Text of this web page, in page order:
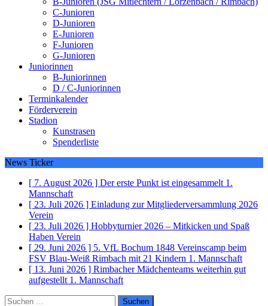
C-Junioren
D-Junioren
E-Junioren
F-Junioren
G-Junioren
Juniorinnen
B-Juniorinnen
D / C-Juniorinnen
Terminkalender
Förderverein
Stadion
Kunstrasen
Spenderliste
News Ticker
[ 7. August 2026 ] Der erste Punkt ist eingesammelt 1.
Mannschaft
[ 23. Juli 2026 ] Einladung zur Mitgliederversammlung 2026
Verein
[ 23. Juli 2026 ] Hobbyturnier 2026 – Mitkicken und Spaß
Haben Verein
[ 29. Juni 2026 ] 5. VfL Bochum 1848 Vereinscamp beim
FSV Blau-Weiß Rimbach mit 21 Kindern 1. Mannschaft
[ 13. Juni 2026 ] Rimbacher Mädchenteams weiterhin gut
aufgestellt 1. Mannschaft
Suchen